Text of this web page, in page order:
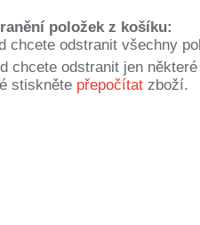
položek z košíku:
chcete odstranit všechny
chcete odstranit jen
stiskněte přepočítat zboží.